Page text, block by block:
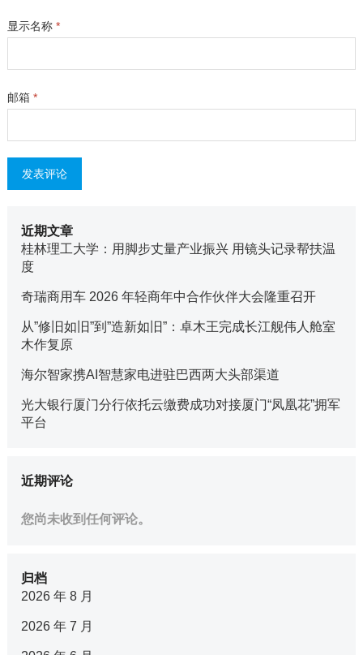
显示名称 *
邮箱 *
近期文章
桂林理工大学：用脚步丈量产业振兴 用镜头记录帮扶温
度
奇瑞商用车 2026 年轻商年中合作伙伴大会隆重召开
从”修旧如旧”到”造新如旧”：卓木王完成长江舰伟人舱室
木作复原
海尔智家携AI智慧家电进驻巴西两大头部渠道
光大银行厦门分行依托云缴费成功对接厦门“凤凰花”拥军
平台
近期评论
您尚未收到任何评论。
归档
2026 年 8 月
2026 年 7 月